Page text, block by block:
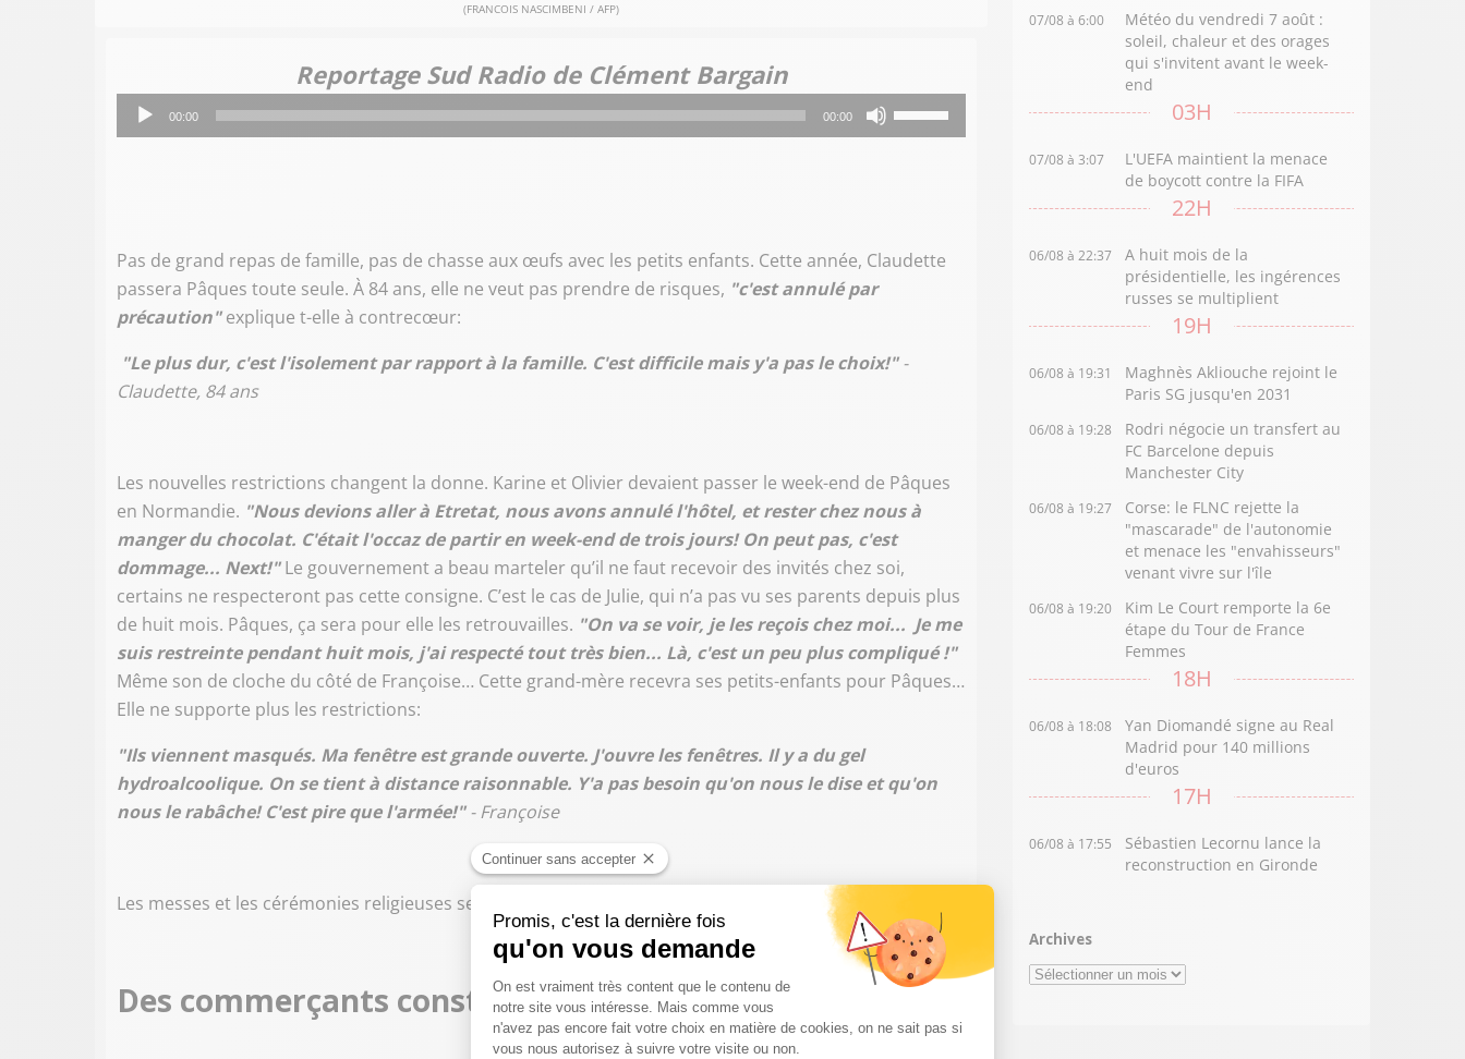
(FRANCOIS NASCIMBENI / AFP)
Reportage Sud Radio de Clément Bargain
Lecteur
audio
00:00 00:00
les
volume.
Pas de grand repas de famille, pas de chasse aux œufs avec les petits enfants. Cette année, Claudette
passera Pâques toute seule. À 84 ans, elle ne veut pas prendre de risques, "c'est annulé par
précaution"explique t-elle à contrecœur:
"Le plus dur, c'est l'isolement par rapport à la famille. C'est difficile mais y'a pas le choix!" -
Claudette, 84 ans
Les nouvelles restrictions changent la donne. Karine et Olivier devaient passer le week-end de Pâques
en Normandie. "Nous devions aller à Etretat, nous avons annulé l'hôtel, et rester chez nous à
manger du chocolat. C'était l'occaz de partir en week-end de trois jours! On peut pas, c'est
dommage... Next!"Le gouvernement a beau marteler qu’il ne faut recevoir des invités chez soi,
certains ne respecteront pas cette consigne. C’est le cas de Julie, qui n’a pas vu ses parents depuis plus
de huit mois. Pâques, ça sera pour elle les retrouvailles. "On va se voir, je les reçois chez moi... Je me
suis restreinte pendant huit mois, j'ai respecté tout très bien... Là, c'est un peu plus compliqué !"
Même son de cloche du côté de Françoise… Cette grand-mère recevra ses petits-enfants pour Pâques…
Elle ne supporte plus les restrictions:
"Ils viennent masqués. Ma fenêtre est grande ouverte. J'ouvre les fenêtres. Il y a du gel
hydroalcoolique. On se tient à distance raisonnable. Y'a pas besoin qu'on nous le dise et qu'on
nous le rabâche! C'est pire que l'armée!" - Françoise
Les messes et les cérémonies religieuses seront maintenues dans le respect des jauges imposées.
Des commerçants constatent un relâchement
07/08 à 6:00
Météo du vendredi 7 août :
soleil, chaleur et des orages
qui s'invitent avant le week-
end
03H
07/08 à 3:07
L'UEFA maintient la menace
de boycott contre la FIFA
22H
06/08 à 22:37
A huit mois de la
présidentielle, les ingérences
russes se multiplient
19H
06/08 à 19:31
Maghnès Akliouche rejoint le
Paris SG jusqu'en 2031
06/08 à 19:28
Rodri négocie un transfert au
FC Barcelone depuis
Manchester City
06/08 à 19:27
Corse: le FLNC rejette la
"mascarade" de l'autonomie
et menace les "envahisseurs"
venant vivre sur l'île
06/08 à 19:20
Kim Le Court remporte la 6e
étape du Tour de France
Femmes
18H
06/08 à 18:08
Yan Diomandé signe au Real
Madrid pour 140 millions
d'euros
17H
06/08 à 17:55
Sébastien Lecornu lance la
reconstruction en Gironde
Archives
Archives